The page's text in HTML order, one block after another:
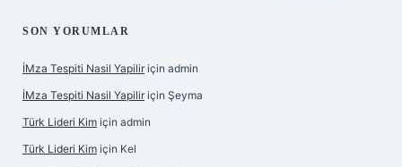
SON YORUMLAR
İMza Tespiti Nasil Yapilir için admin
İMza Tespiti Nasil Yapilir için Şeyma
Türk Lideri Kim için admin
Türk Lideri Kim için Kel